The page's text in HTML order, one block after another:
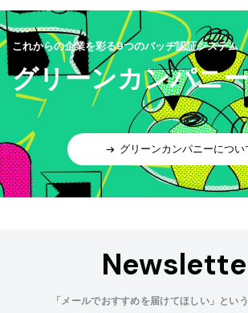
これからの企業を彩る9つのバッヂ認証システム
グリーンカンパニー
グリーンカンパニーについ
「メールでおすすめを届けてほしい」とい